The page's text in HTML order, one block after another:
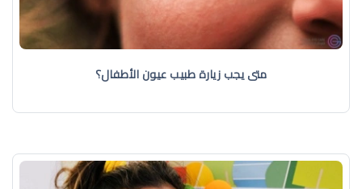
متى يجب زيارة طبيب عيون الأطفال؟